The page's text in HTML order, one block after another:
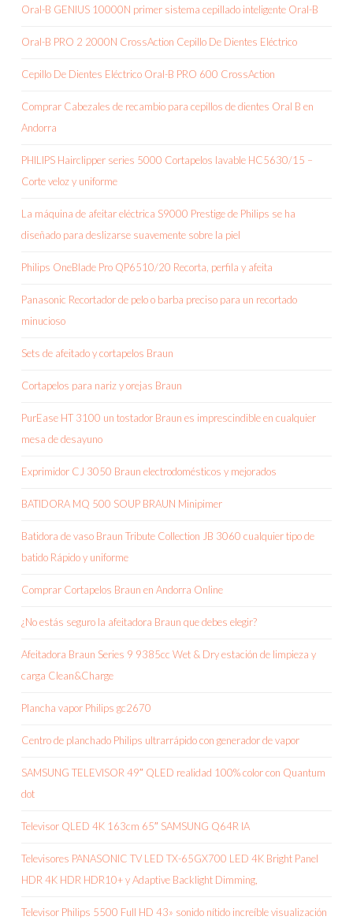
Oral-B GENIUS 10000N primer sistema cepillado inteligente Oral-B
Oral-B PRO 2 2000N CrossAction Cepillo De Dientes Eléctrico
Cepillo De Dientes Eléctrico Oral-B PRO 600 CrossAction
Comprar Cabezales de recambio para cepillos de dientes Oral B en
Andorra
PHILIPS Hairclipper series 5000 Cortapelos lavable HC5630/15 –
Corte veloz y uniforme
La máquina de afeitar eléctrica S9000 Prestige de Philips se ha
diseñado para deslizarse suavemente sobre la piel
Philips OneBlade Pro QP6510/20 Recorta, perfila y afeita
Panasonic Recortador de pelo o barba preciso para un recortado
minucioso
Sets de afeitado y cortapelos Braun
Cortapelos para nariz y orejas Braun
PurEase HT 3100 un tostador Braun es imprescindible en cualquier
mesa de desayuno
Exprimidor CJ 3050 Braun electrodomésticos y mejorados
BATIDORA MQ 500 SOUP BRAUN Minipimer
Batidora de vaso Braun Tribute Collection JB 3060 cualquier tipo de
batido Rápido y uniforme
Comprar Cortapelos Braun en Andorra Online
¿No estás seguro la afeitadora Braun que debes elegir?
Afeitadora Braun Series 9 9385cc Wet & Dry estación de limpieza y
carga Clean&Charge
Plancha vapor Philips gc2670
Centro de planchado Philips ultrarrápido con generador de vapor
SAMSUNG TELEVISOR 49″ QLED realidad 100% color con Quantum
dot
Televisor QLED 4K 163cm 65″ SAMSUNG Q64R IA
Televisores PANASONIC TV LED TX-65GX700 LED 4K Bright Panel
HDR 4K HDR HDR10+ y Adaptive Backlight Dimming,
Televisor Philips 5500 Full HD 43» sonido nítido increíble visualización